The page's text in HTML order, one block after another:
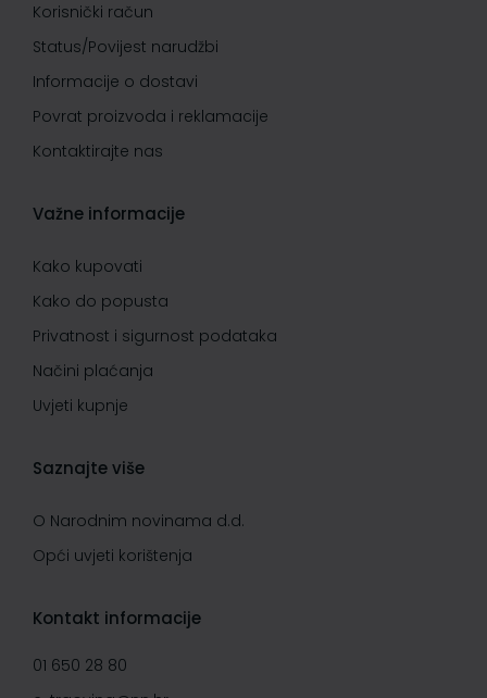
Korisnički račun
Status/Povijest narudžbi
Informacije o dostavi
Povrat proizvoda i reklamacije
Kontaktirajte nas
Važne informacije
Kako kupovati
Kako do popusta
Privatnost i sigurnost podataka
Načini plaćanja
Uvjeti kupnje
Saznajte više
O Narodnim novinama d.d.
Opći uvjeti korištenja
Kontakt informacije
01 650 28 80